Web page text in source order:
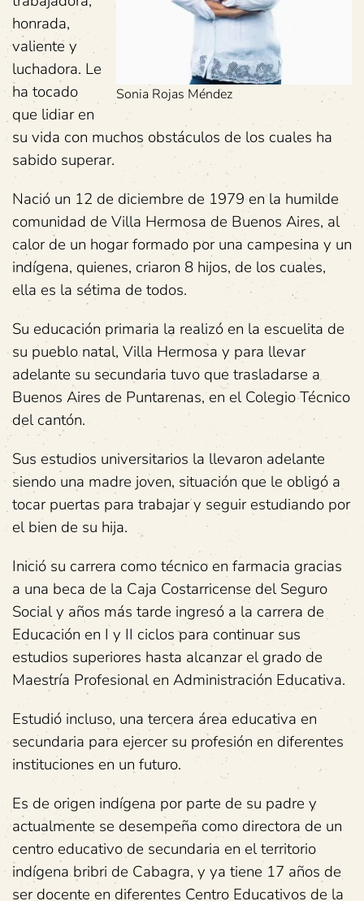
Sonia Rojas Méndez
honrada,
valiente y
luchadora. Le
ha tocado
que lidiar en
su vida con muchos obstáculos de los cuales ha
sabido superar.
Nació un 12 de diciembre de 1979 en la humilde
comunidad de Villa Hermosa de Buenos Aires, al
calor de un hogar formado por una campesina y un
indígena, quienes, criaron 8 hijos, de los cuales,
ella es la sétima de todos.
Su educación primaria la realizó en la escuelita de
su pueblo natal, Villa Hermosa y para llevar
adelante su secundaria tuvo que trasladarse a
Buenos Aires de Puntarenas, en el Colegio Técnico
del cantón.
Sus estudios universitarios la llevaron adelante
siendo una madre joven, situación que le obligó a
tocar puertas para trabajar y seguir estudiando por
el bien de su hija.
Inició su carrera como técnico en farmacia gracias
a una beca de la Caja Costarricense del Seguro
Social y años más tarde ingresó a la carrera de
Educación en I y II ciclos para continuar sus
estudios superiores hasta alcanzar el grado de
Maestría Profesional en Administración Educativa.
Estudió incluso, una tercera área educativa en
secundaria para ejercer su profesión en diferentes
instituciones en un futuro.
Es de origen indígena por parte de su padre y
actualmente se desempeña como directora de un
centro educativo de secundaria en el territorio
indígena bribri de Cabagra, y ya tiene 17 años de
ser docente en diferentes Centro Educativos de la